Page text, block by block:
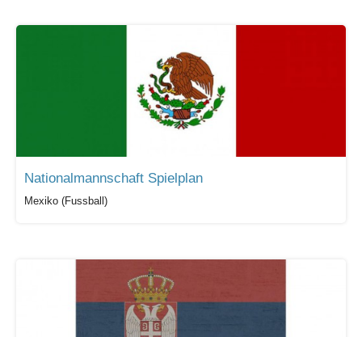
Nationalmannschaft Spielplan
Mexiko (Fussball)